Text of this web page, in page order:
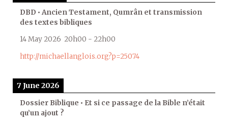
DBD • Ancien Testament, Qumrân et transmission
des textes bibliques
14 May 2026 20h00 - 22h00
http://michaellanglois.org?p=25074
7 June 2026
Dossier Biblique • Et si ce passage de la Bible n’était
qu’un ajout ?